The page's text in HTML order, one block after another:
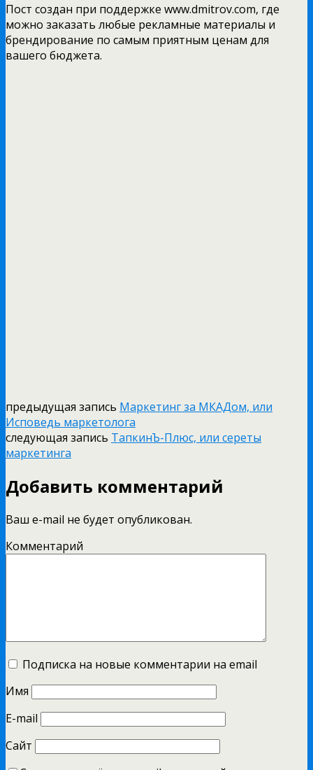
Пост создан при поддержке www.dmitrov.com, где
можно заказать любые рекламные материалы и
брендирование по самым приятным ценам для
вашего бюджета.
предыдущая запись Маркетинг за МКАДом, или
Исповедь маркетолога
следующая запись ТапкинЪ-Плюс, или сереты
маркетинга
Добавить комментарий
Ваш e-mail не будет опубликован.
Комментарий
Подписка на новые комментарии на email
Имя
E-mail
Сайт